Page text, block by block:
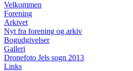
Velkommen
Forening
Arkivet
Nyt fra forening og arkiv
Bogudgivelser
Galleri
Dronefoto Jels sogn 2013
Links